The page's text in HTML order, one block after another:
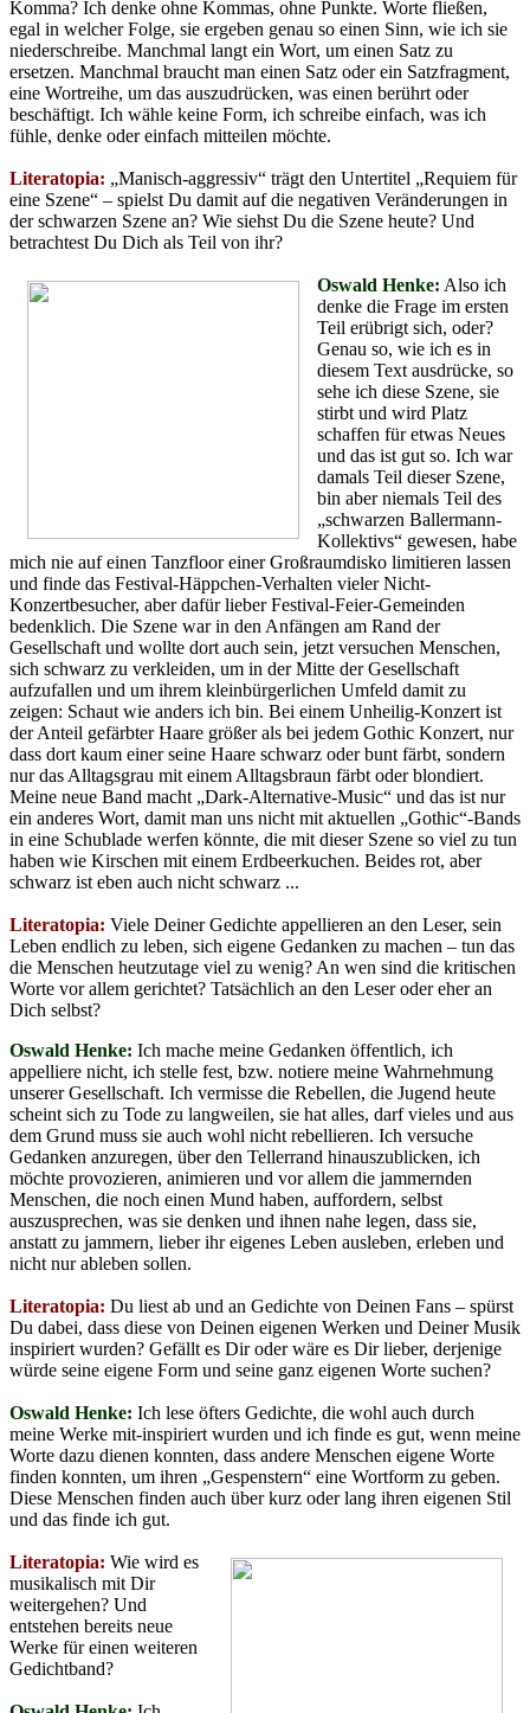
Komma? Ich denke ohne Kommas, ohne Punkte. Worte fließen,
egal in welcher Folge, sie ergeben genau so einen Sinn, wie ich sie
niederschreibe. Manchmal langt ein Wort, um einen Satz zu
ersetzen. Manchmal braucht man einen Satz oder ein Satzfragment,
eine Wortreihe, um das auszudrücken, was einen berührt oder
beschäftigt. Ich wähle keine Form, ich schreibe einfach, was ich
fühle, denke oder einfach mitteilen möchte.
Literatopia: „Manisch-aggressiv“ trägt den Untertitel „Requiem für
eine Szene“ – spielst Du damit auf die negativen Veränderungen in
der schwarzen Szene an? Wie siehst Du die Szene heute? Und
betrachtest Du Dich als Teil von ihr?
Oswald Henke: Also ich
denke die Frage im ersten
Teil erübrigt sich, oder?
Genau so, wie ich es in
diesem Text ausdrücke, so
sehe ich diese Szene, sie
stirbt und wird Platz
schaffen für etwas Neues
und das ist gut so. Ich war
damals Teil dieser Szene,
bin aber niemals Teil des
„schwarzen Ballermann-
Kollektivs“ gewesen, habe
mich nie auf einen Tanzfloor einer Großraumdisko limitieren lassen
und finde das Festival-Häppchen-Verhalten vieler Nicht-
Konzertbesucher, aber dafür lieber Festival-Feier-Gemeinden
bedenklich. Die Szene war in den Anfängen am Rand der
Gesellschaft und wollte dort auch sein, jetzt versuchen Menschen,
sich schwarz zu verkleiden, um in der Mitte der Gesellschaft
aufzufallen und um ihrem kleinbürgerlichen Umfeld damit zu
zeigen: Schaut wie anders ich bin. Bei einem Unheilig-Konzert ist
der Anteil gefärbter Haare größer als bei jedem Gothic Konzert, nur
dass dort kaum einer seine Haare schwarz oder bunt färbt, sondern
nur das Alltagsgrau mit einem Alltagsbraun färbt oder blondiert.
Meine neue Band macht „Dark-Alternative-Music“ und das ist nur
ein anderes Wort, damit man uns nicht mit aktuellen „Gothic“-Bands
in eine Schublade werfen könnte, die mit dieser Szene so viel zu tun
haben wie Kirschen mit einem Erdbeerkuchen. Beides rot, aber
schwarz ist eben auch nicht schwarz ...
Literatopia: Viele Deiner Gedichte appellieren an den Leser, sein
Leben endlich zu leben, sich eigene Gedanken zu machen – tun das
die Menschen heutzutage viel zu wenig? An wen sind die kritischen
Worte vor allem gerichtet? Tatsächlich an den Leser oder eher an
Dich selbst?
Oswald Henke: Ich mache meine Gedanken öffentlich, ich
appelliere nicht, ich stelle fest, bzw. notiere meine Wahrnehmung
unserer Gesellschaft. Ich vermisse die Rebellen, die Jugend heute
scheint sich zu Tode zu langweilen, sie hat alles, darf vieles und aus
dem Grund muss sie auch wohl nicht rebellieren. Ich versuche
Gedanken anzuregen, über den Tellerrand hinauszublicken, ich
möchte provozieren, animieren und vor allem die jammernden
Menschen, die noch einen Mund haben, auffordern, selbst
auszusprechen, was sie denken und ihnen nahe legen, dass sie,
anstatt zu jammern, lieber ihr eigenes Leben ausleben, erleben und
nicht nur ableben sollen.
Literatopia: Du liest ab und an Gedichte von Deinen Fans – spürst
Du dabei, dass diese von Deinen eigenen Werken und Deiner Musik
inspiriert wurden? Gefällt es Dir oder wäre es Dir lieber, derjenige
würde seine eigene Form und seine ganz eigenen Worte suchen?
Oswald Henke: Ich lese öfters Gedichte, die wohl auch durch
meine Werke mit-inspiriert wurden und ich finde es gut, wenn meine
Worte dazu dienen konnten, dass andere Menschen eigene Worte
finden konnten, um ihren „Gespenstern“ eine Wortform zu geben.
Diese Menschen finden auch über kurz oder lang ihren eigenen Stil
und das finde ich gut.
Literatopia: Wie wird es
musikalisch mit Dir
weitergehen? Und
entstehen bereits neue
Werke für einen weiteren
Gedichtband?